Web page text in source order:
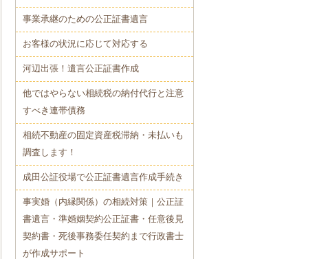
事業承継のための公正証書遺言
お客様の状況に応じて対応する
河辺出張！遺言公正証書作成
他ではやらない相続税の納付代行と注意
すべき連帯債務
相続不動産の固定資産税滞納・未払いも
調査します！
成田公証役場で公正証書遺言作成手続き
事実婚（内縁関係）の相続対策｜公正証
書遺言・準婚姻契約公正証書・任意後見
契約書・死後事務委任契約まで行政書士
が作成サポート